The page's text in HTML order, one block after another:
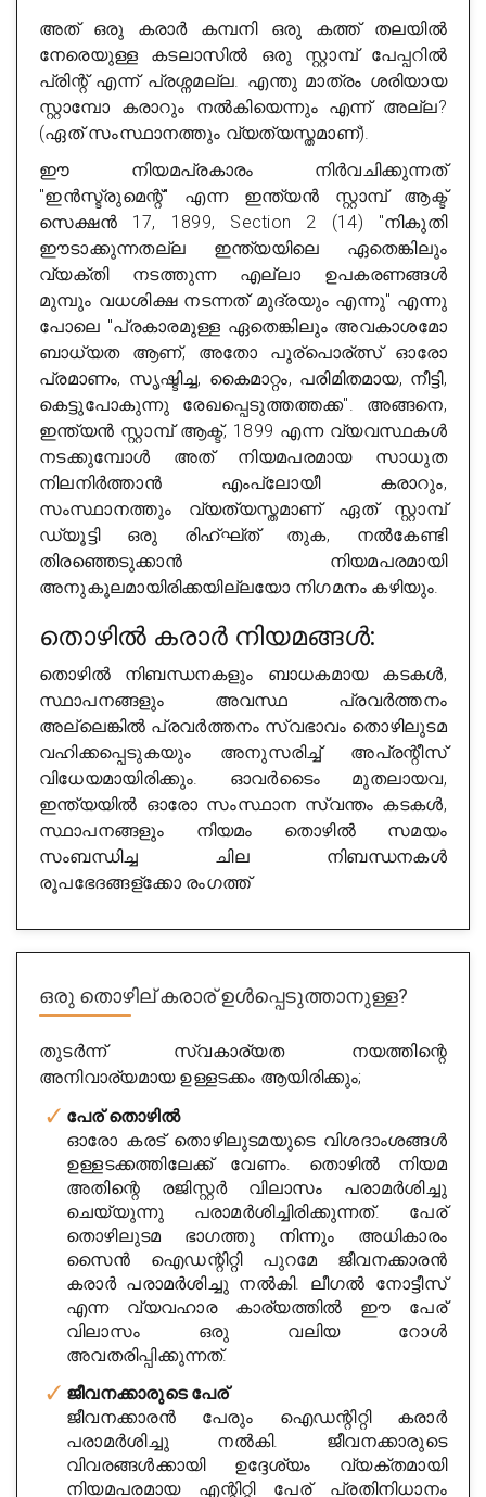
അത് ഒരു കരാർ കമ്പനി ഒരു കത്ത് തലയിൽ
നേരെയുള്ള കടലാസിൽ ഒരു സ്റ്റാമ്പ് പേപ്പറിൽ
പ്രിന്റ് എന്ന് പ്രശ്നമല്ല. എന്തു മാത്രം ശരിയായ
സ്റ്റാമ്പോ കരാറും നൽകിയെന്നും എന്ന് അല്ല?
(ഏത് സംസ്ഥാനത്തും വ്യത്യസ്തമാണ്).
ഈ നിയമപ്രകാരം നിർവചിക്കുന്നത്
"ഇൻസ്ട്രുമെന്റ്" എന്ന ഇന്ത്യൻ സ്റ്റാമ്പ് ആക്ട്
സെക്ഷൻ 17, 1899, Section 2 (14) "നികുതി
ഈടാക്കുന്നതല്ല ഇന്ത്യയിലെ ഏതെങ്കിലും
വ്യക്തി നടത്തുന്ന എല്ലാ ഉപകരണങ്ങൾ
മുമ്പും വധശിക്ഷ നടന്നത് മുദ്രയും എന്നു" എന്നു
പോലെ "പ്രകാരമുള്ള ഏതെങ്കിലും അവകാശമോ
ബാധ്യത ആണ്, അതോ പുര്പൊര്ത്സ് ഓരോ
പ്രമാണം, സൃഷ്ടിച്ച, കൈമാറ്റം, പരിമിതമായ, നീട്ടി,
കെട്ടുപോകുന്നു രേഖപ്പെടുത്തത്തക്ക". അങ്ങനെ,
ഇന്ത്യൻ സ്റ്റാമ്പ് ആക്ട്, 1899 എന്ന വ്യവസ്ഥകൾ
നടക്കുമ്പോൾ അത് നിയമപരമായ സാധുത
നിലനിർത്താൻ എംപ്ലോയീ കരാറും,
സംസ്ഥാനത്തും വ്യത്യസ്തമാണ് ഏത് സ്റ്റാമ്പ്
ഡ്യൂട്ടി ഒരു രിഹ്ഘ്ത് തുക, നൽകേണ്ടി
തിരഞ്ഞെടുക്കാൻ നിയമപരമായി
അനുകൂലമായിരിക്കയില്ലയോ നിഗമനം കഴിയും.
തൊഴിൽ കരാർ നിയമങ്ങൾ:
തൊഴിൽ നിബന്ധനകളും ബാധകമായ കടകൾ,
സ്ഥാപനങ്ങളും അവസ്ഥ പ്രവർത്തനം
അല്ലെങ്കിൽ പ്രവർത്തനം സ്വഭാവം തൊഴിലുടമ
വഹിക്കപ്പെടുകയും അനുസരിച്ച് അപ്രന്റീസ്
വിധേയമായിരിക്കും. ഓവർടൈം മുതലായവ,
ഇന്ത്യയിൽ ഓരോ സംസ്ഥാന സ്വന്തം കടകൾ,
സ്ഥാപനങ്ങളും നിയമം തൊഴിൽ സമയം
സംബന്ധിച്ച ചില നിബന്ധനകൾ
രൂപഭേദങ്ങള്ക്കോ രംഗത്ത്
ഒരു തൊഴില് കരാര് ഉൾപ്പെടുത്താനുള്ള?
തുടർന്ന് സ്വകാര്യത നയത്തിന്റെ
അനിവാര്യമായ ഉള്ളടക്കം ആയിരിക്കും;
പേര് തൊഴിൽ
ഓരോ കരട് തൊഴിലുടമയുടെ വിശദാംശങ്ങൾ
ഉള്ളടക്കത്തിലേക്ക് വേണം. തൊഴിൽ നിയമ
അതിന്റെ രജിസ്റ്റർ വിലാസം പരാമർശിച്ചു
ചെയ്യുന്നു പരാമർശിച്ചിരിക്കുന്നത്. പേര്
തൊഴിലുടമ ഭാഗത്തു നിന്നും അധികാരം
സൈൻ ഐഡന്റിറ്റി പുറമേ ജീവനക്കാരൻ
കരാർ പരാമർശിച്ചു നൽകി. ലീഗൽ നോട്ടീസ്
എന്ന വ്യവഹാര കാര്യത്തിൽ ഈ പേര്
വിലാസം ഒരു വലിയ റോൾ
അവതരിപ്പിക്കുന്നത്.
ജീവനക്കാരുടെ പേര്
ജീവനക്കാരൻ പേരും ഐഡന്റിറ്റി കരാർ
പരാമർശിച്ചു നൽകി. ജീവനക്കാരുടെ
വിവരങ്ങൾക്കായി ഉദ്ദേശ്യം വ്യക്തമായി
നിയമപരമായ എന്റിറ്റി പേര് പ്രതിനിധാനം